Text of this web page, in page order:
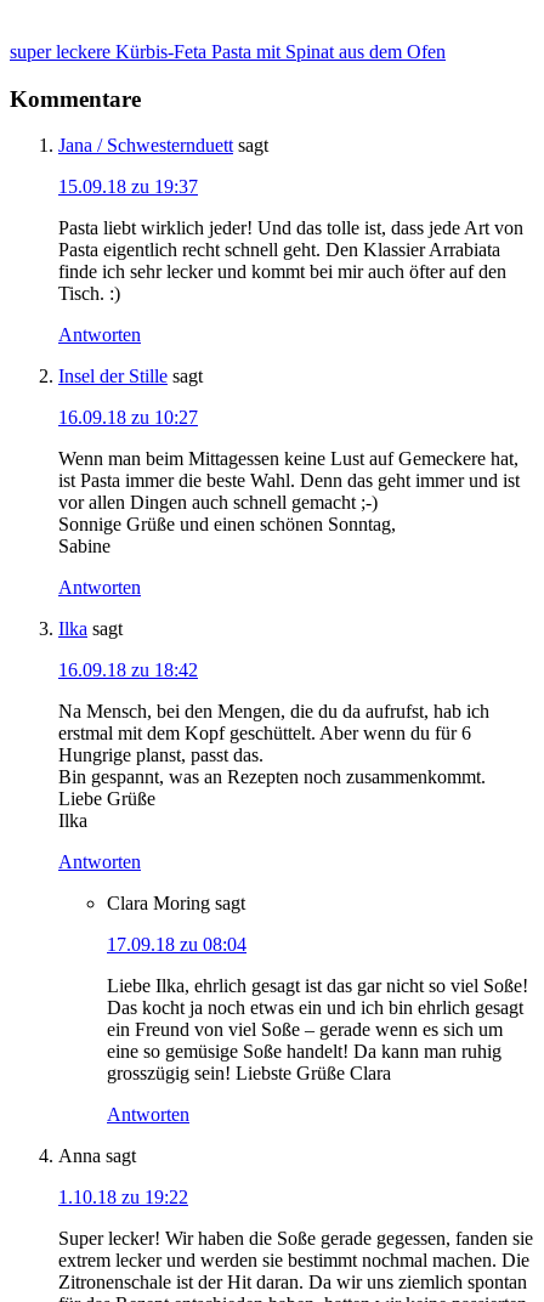
super leckere Kürbis-Feta Pasta mit Spinat aus dem Ofen
Kommentare
Jana / Schwesternduett sagt
15.09.18 zu 19:37
Pasta liebt wirklich jeder! Und das tolle ist, dass jede Art von
Pasta eigentlich recht schnell geht. Den Klassier Arrabiata
finde ich sehr lecker und kommt bei mir auch öfter auf den
Tisch. :)
Antworten
Insel der Stille sagt
16.09.18 zu 10:27
Wenn man beim Mittagessen keine Lust auf Gemeckere hat,
ist Pasta immer die beste Wahl. Denn das geht immer und ist
vor allen Dingen auch schnell gemacht ;-)
Sonnige Grüße und einen schönen Sonntag,
Sabine
Antworten
Ilka sagt
16.09.18 zu 18:42
Na Mensch, bei den Mengen, die du da aufrufst, hab ich
erstmal mit dem Kopf geschüttelt. Aber wenn du für 6
Hungrige planst, passt das.
Bin gespannt, was an Rezepten noch zusammenkommt.
Liebe Grüße
Ilka
Antworten
Clara Moring sagt
17.09.18 zu 08:04
Liebe Ilka, ehrlich gesagt ist das gar nicht so viel Soße!
Das kocht ja noch etwas ein und ich bin ehrlich gesagt
ein Freund von viel Soße – gerade wenn es sich um
eine so gemüsige Soße handelt! Da kann man ruhig
grosszügig sein! Liebste Grüße Clara
Antworten
Anna sagt
1.10.18 zu 19:22
Super lecker! Wir haben die Soße gerade gegessen, fanden sie
extrem lecker und werden sie bestimmt nochmal machen. Die
Zitronenschale ist der Hit daran. Da wir uns ziemlich spontan